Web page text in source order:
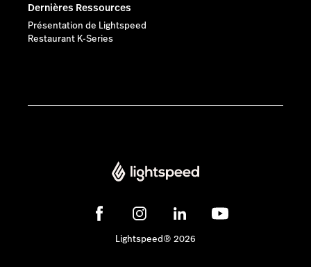
Dernières Ressources
Présentation de Lightspeed
Restaurant K-Series
Lightspeed® 2026